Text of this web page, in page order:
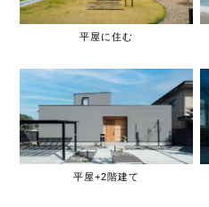
平屋に住む
平屋+2階建て